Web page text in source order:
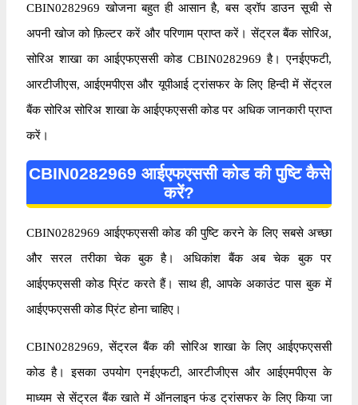
CBIN0282969 खोजना बहुत ही आसान है, बस ड्रॉप डाउन सूची से
अपनी खोज को फ़िल्टर करें और परिणाम प्राप्त करें। सेंट्रल बैंक सोरिअ,
सोरिअ शाखा का आईएफएससी कोड CBIN0282969 है। एनईएफटी,
आरटीजीएस, आईएमपीएस और यूपीआई ट्रांसफर के लिए हिन्दी में सेंट्रल
बैंक सोरिअ सोरिअ शाखा के आईएफएससी कोड पर अधिक जानकारी प्राप्त
करें।
CBIN0282969 आईएफएससी कोड की पुष्टि कैसे
करें?
CBIN0282969 आईएफएससी कोड की पुष्टि करने के लिए सबसे अच्छा
और सरल तरीका चेक बुक है। अधिकांश बैंक अब चेक बुक पर
आईएफएससी कोड प्रिंट करते हैं। साथ ही, आपके अकाउंट पास बुक में
आईएफएससी कोड प्रिंट होना चाहिए।
CBIN0282969, सेंट्रल बैंक की सोरिअ शाखा के लिए आईएफएससी
कोड है। इसका उपयोग एनईएफटी, आरटीजीएस और आईएमपीएस के
माध्यम से सेंट्रल बैंक खाते में ऑनलाइन फंड ट्रांसफर के लिए किया जा